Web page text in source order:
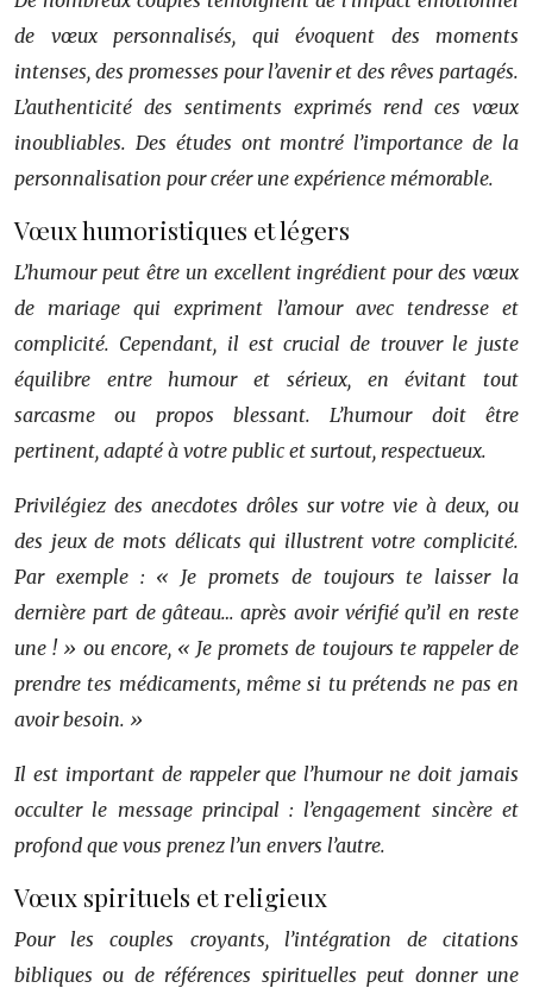
de vœux personnalisés, qui évoquent des moments
intenses, des promesses pour l’avenir et des rêves partagés.
L’authenticité des sentiments exprimés rend ces vœux
inoubliables. Des études ont montré l’importance de la
personnalisation pour créer une expérience mémorable.
Vœux humoristiques et légers
L’humour peut être un excellent ingrédient pour des vœux
de mariage qui expriment l’amour avec tendresse et
complicité. Cependant, il est crucial de trouver le juste
équilibre entre humour et sérieux, en évitant tout
sarcasme ou propos blessant. L’humour doit être
pertinent, adapté à votre public et surtout, respectueux.
Privilégiez des anecdotes drôles sur votre vie à deux, ou
des jeux de mots délicats qui illustrent votre complicité.
Par exemple : « Je promets de toujours te laisser la
dernière part de gâteau… après avoir vérifié qu’il en reste
une ! » ou encore, « Je promets de toujours te rappeler de
prendre tes médicaments, même si tu prétends ne pas en
avoir besoin. »
Il est important de rappeler que l’humour ne doit jamais
occulter le message principal : l’engagement sincère et
profond que vous prenez l’un envers l’autre.
Vœux spirituels et religieux
Pour les couples croyants, l’intégration de citations
bibliques ou de références spirituelles peut donner une